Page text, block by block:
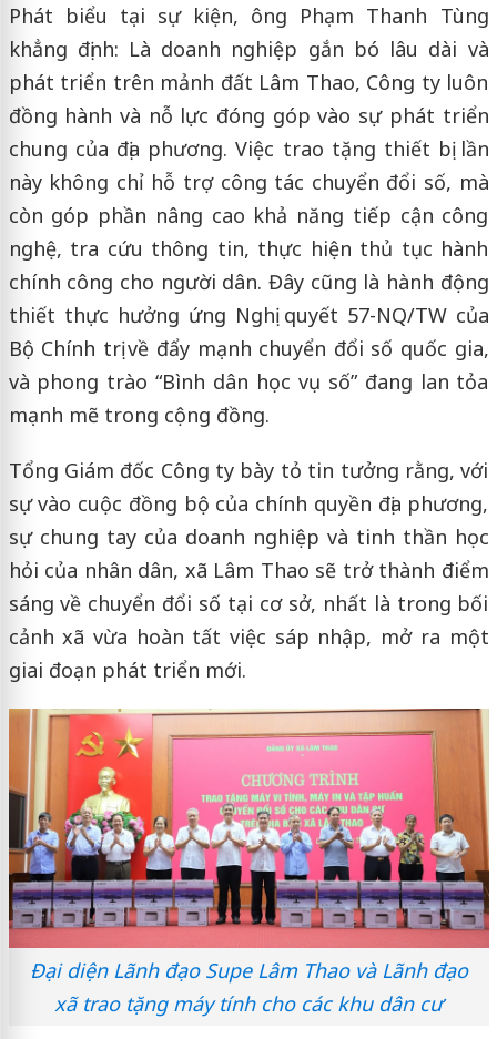
Phát biểu tại sự kiện, ông Phạm Thanh Tùng
khẳng định: Là doanh nghiệp gắn bó lâu dài và
phát triển trên mảnh đất Lâm Thao, Công ty luôn
đồng hành và nỗ lực đóng góp vào sự phát triển
chung của địa phương. Việc trao tặng thiết bị lần
này không chỉ hỗ trợ công tác chuyển đổi số, mà
còn góp phần nâng cao khả năng tiếp cận công
nghệ, tra cứu thông tin, thực hiện thủ tục hành
chính công cho người dân. Đây cũng là hành động
thiết thực hưởng ứng Nghị quyết 57-NQ/TW của
Bộ Chính trị về đẩy mạnh chuyển đổi số quốc gia,
và phong trào “Bình dân học vụ số” đang lan tỏa
mạnh mẽ trong cộng đồng.
Tổng Giám đốc Công ty bày tỏ tin tưởng rằng, với
sự vào cuộc đồng bộ của chính quyền địa phương,
sự chung tay của doanh nghiệp và tinh thần học
hỏi của nhân dân, xã Lâm Thao sẽ trở thành điểm
sáng về chuyển đổi số tại cơ sở, nhất là trong bối
cảnh xã vừa hoàn tất việc sáp nhập, mở ra một
giai đoạn phát triển mới.
Đại diện Lãnh đạo Supe Lâm Thao và Lãnh đạo
xã trao tặng máy tính cho các khu dân cư